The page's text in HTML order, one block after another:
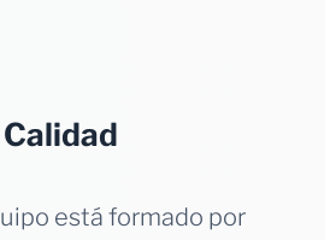
Calidad
está formado por